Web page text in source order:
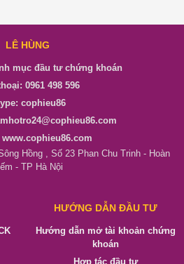
LÊ HÙNG
mục đầu tư chứng khoán
0961 498 596
cophieu86
www.cophieu86.com
Hồng , Số 23 Phan Chu Trinh - Hoàn
- TP Hà Nội
HƯỚNG DẪN ĐẦU TƯ
Hướng dẫn mở tài khoản chứng
khoán
Hợp tác đầu tư